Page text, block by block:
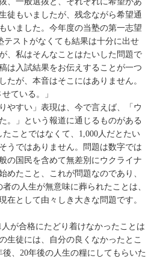
徒もいましたが、残念ながら希望通
いました。今年度の当塾の第一志望
テストがなくても結果は十分に出せ
、私はそんなことはたいした問題で
は入試結果をお伝えすることが一つ
たが、本音はそこにはありません。
ている。」
やすい」表現は、今で言えば、「ウ
。」という報道に通じるものがある
ことではなくて、1,000人だとたい
うではありません。問題は数字では
の国民を含めて無差別にウクライナ
めたこと、これが問題なのであり、
の人生が無意味に葬られたことは、
在として由々しき大きな問題です。
が合格にたどり着けなかったことは
生徒には、自分の良くなかったとこ
、20年後の人生の糧にしてもらいた